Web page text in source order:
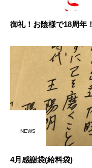
御礼！お陰様で18周年！
NEWS
4月感謝袋(給料袋)